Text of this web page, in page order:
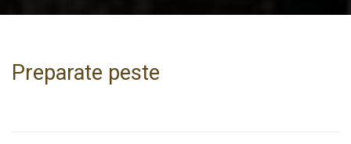
Preparate peste